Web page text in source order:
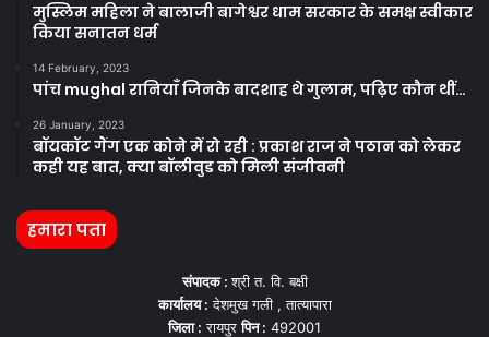
मुस्लिम महिला ने बालाजी बागेश्वर धाम सरकार के समक्ष स्वीकार
किया सनातन धर्म
14 February, 2023
पांच mughal रानियाँ जिनके बादशाह थे गुलाम, पढ़िए कौन थीं…
26 January, 2023
बॉयकॉट गैंग एक कोने में रो रही : प्रकाश राज ने पठान को लेकर
कही यह बात, क्या बॉलीवुड को मिली संजीवनी
हमारा पता
संपादक :श्री त. वि. बक्षी
कार्यालय : देशमुख गली , तात्यापारा
जिला : रायपुरपिन : 492001